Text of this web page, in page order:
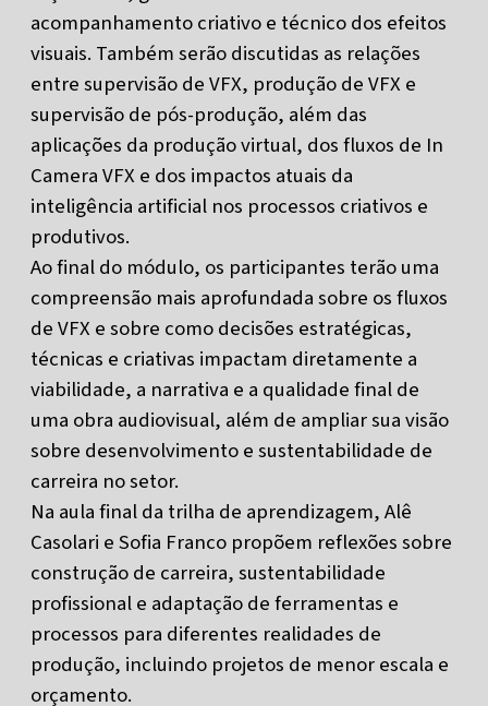
acompanhamento criativo e técnico dos efeitos
visuais. Também serão discutidas as relações
entre supervisão de VFX, produção de VFX e
supervisão de pós-produção, além das
aplicações da produção virtual, dos fluxos de In
Camera VFX e dos impactos atuais da
inteligência artificial nos processos criativos e
produtivos.
Ao final do módulo, os participantes terão uma
compreensão mais aprofundada sobre os fluxos
de VFX e sobre como decisões estratégicas,
técnicas e criativas impactam diretamente a
viabilidade, a narrativa e a qualidade final de
uma obra audiovisual, além de ampliar sua visão
sobre desenvolvimento e sustentabilidade de
carreira no setor.
Na aula final da trilha de aprendizagem, Alê
Casolari e Sofia Franco propõem reflexões sobre
construção de carreira, sustentabilidade
profissional e adaptação de ferramentas e
processos para diferentes realidades de
produção, incluindo projetos de menor escala e
orçamento.